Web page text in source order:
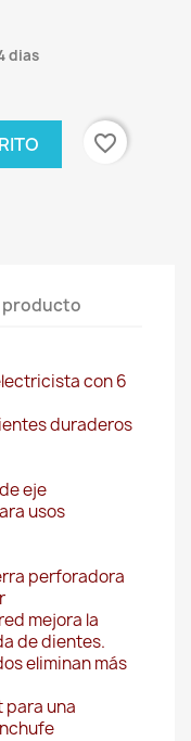
dias
favorite_border
producto
con 6
duraderos
eje
usos
perforadora
mejora la
de dientes.
eliminan más
para una